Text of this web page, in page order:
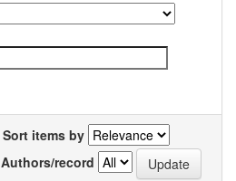
Sort items by
Authors/record